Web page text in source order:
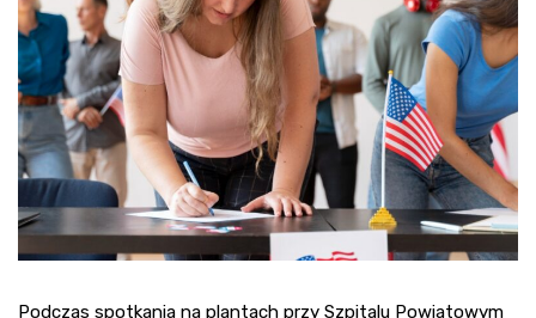
Podczas spotkania na plantach przy Szpitalu Powiatowym